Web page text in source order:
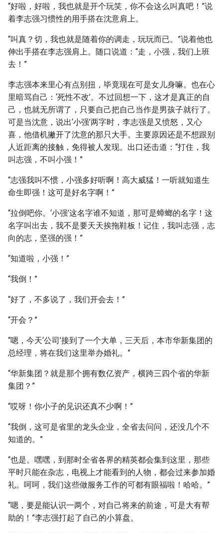
“好啦，好啦，我也就是开个玩笑，你不会这么叫真吧！”说
着李志强习惯性的用手搭在沈意肩上。
“叫真？切，我也就是随着你的调走，玩玩而已。”说着他也
伸出手搭在李志强肩上。随口说道：“走，小强，我们上班
去！”
李志强本来里心有点别扭，毕竟现在可是女儿身嘛。也在心
里暗骂自己：‘死性不改’。不过回想一下，这才是真正的自
己，也就无所谓了，只要自己把自己当作是男孩子就行了。
可是当沈意，说出‘小强’两字时，李志强是又愤怒，又心
喜，他借机撇开了沈意的那只大手。主要原因还是不想跟别
人近距离的接触，免得被人发现。出口还击道：“打住，我
叫志强，不叫小强！”
“志强我叫不惯，小强多好听啊！高大威猛！一听就知道生
命生即强！这可是好名字啊！”
“拉倒吧你。‘小强’这名字谁不知道，那可是蟑螂的名字！这
名字叫出去，我不是要天天挨拖鞋板！记住，我叫志强，志
向的志，坚强的强！”
“知道啦，小强！”
“我倒！”
“好了，不多说了，我们开会去！”
“开会？”
“嗯，今天‘公司’接到了一个大单，三天后，本市华新集团的
总经理，将在我们这里举办婚礼。”
“华新集团？就是那个拥有数亿资产，横跨三四个省的华新
集团？”
“哎呀！你小子的见识还真不少啊！”
“我倒，这可是省里的龙头企业，全省去问问，还没几个不
知道的。”
“也是。嘿嘿，到那时全省各界的精英都会集到这里，那些
平时只能在杂志，电视上才能看到的人物，都会过来参加婚
礼。呵呵，我们这些做服务工作的可都有眼福啦！哈哈。”
“嗯，要是能认识一两个，对自己将来的前途，可是大有帮
助的！”李志强打起了自己的小算盘。